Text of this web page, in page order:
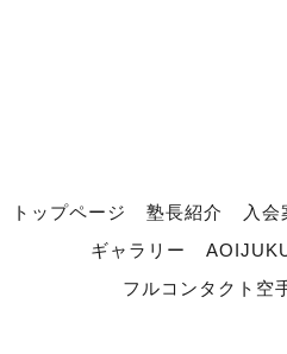
トップページ 塾長紹介
入
ギャラリー
フルコンタクト空